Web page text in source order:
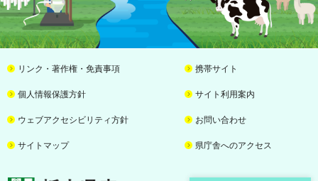
リンク・著作権・免責事項 携帯サイト
個人情報保護方針 サイト利用案内
ウェブアクセシビリティ方針 お問い合わせ
サイトマップ 県庁舎へのアクセス